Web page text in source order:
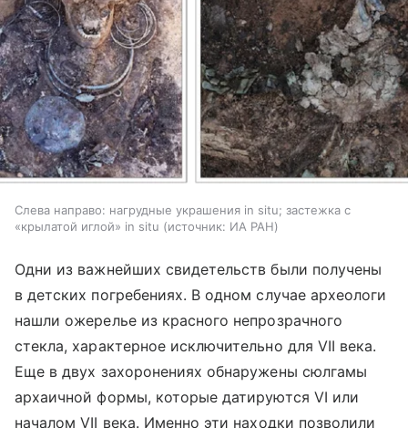
Слева направо: нагрудные украшения in situ; застежка с
«крылатой иглой» in situ
источник: ИА РАН
Одни из важнейших свидетельств были получены
в детских погребениях. В одном случае археологи
нашли ожерелье из красного непрозрачного
стекла, характерное исключительно для VII века.
Еще в двух захоронениях обнаружены сюлгамы
архаичной формы, которые датируются VI или
началом VII века. Именно эти находки позволили